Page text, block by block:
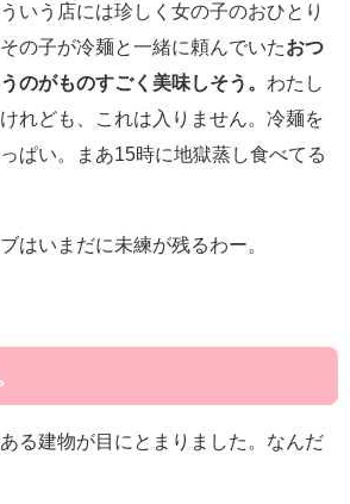
いう店には珍しく女の子のおひとり
の子が冷麺と一緒に頼んでいたおつ
のがものすごく美味しそう。 わたし
れども、これは入りません。冷麺を
ぱい。まあ15時に地獄蒸し食べてる
はいまだに未練が残るわー。
る建物が目にとまりました。なんだ